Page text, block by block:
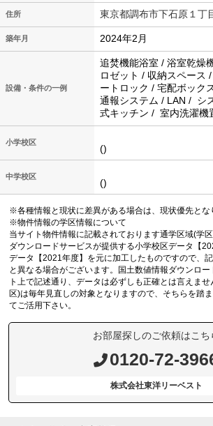
住所 東京都調布市下石原１丁
築年月 2024年2月
設備・条件の一例
追焚機能浴室 / 浴室乾燥
ロゼット / 収納スペース
ートロック / 宅配ボック
通報システム / LAN / シ
式キッチン / 室内洗濯機
小学校区
()
中学校区
()
※各種情報と現状に差異がある場合は、現状優先とな
※物件情報の学区情報について
当サイト物件情報に記載されております通学区域(学
ダウンロードサービスが提供する小学校区データ【
データ【2021年度】を元に加工したものですので、
と異なる場合がございます。国土数値情報ダウンロー
ト上で記述通り、データは必ずしも正確とは言えま
区)は毎年見直しの対象となりますので、そちらを踏
てご活用下さい。
お部屋探しのご依頼はこち
0120-72-
株式会社東洋リーベスト